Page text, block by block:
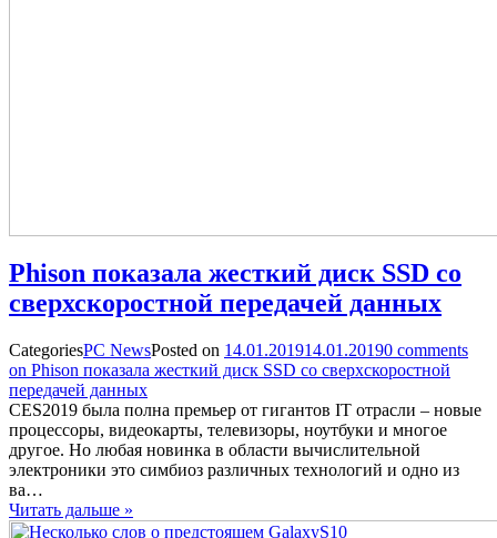
Phison показала жесткий диск SSD со
сверхскоростной передачей данных
CategoriesPC NewsPosted on 14.01.201914.01.20190 comments
on Phison показала жесткий диск SSD со сверхскоростной
передачей данных
CES2019 была полна премьер от гигантов IT отрасли – новые
процессоры, видеокарты, телевизоры, ноутбуки и многое
другое. Но любая новинка в области вычислительной
электроники это симбиоз различных технологий и одно из
ва…
Читать дальше »